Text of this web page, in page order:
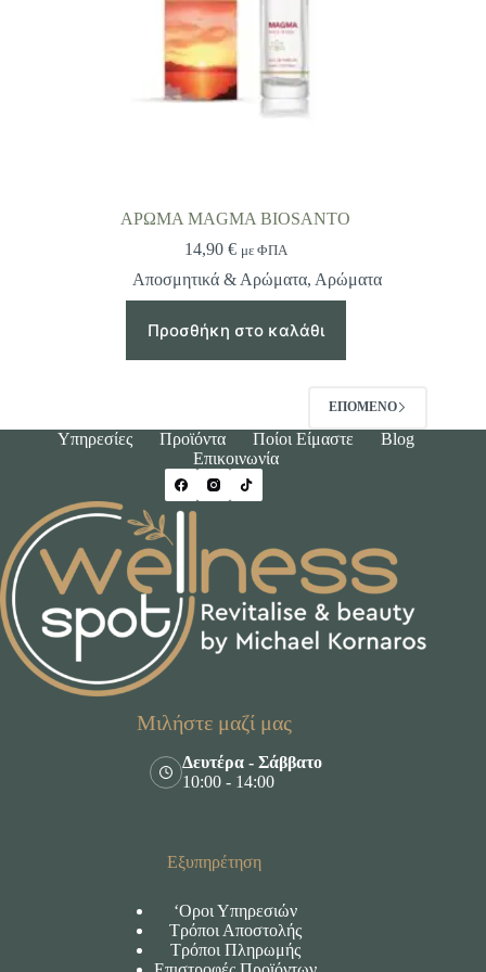
ΑΡΩΜΑ MAGMA BIOSANTO
14,90 € με ΦΠΑ
Αποσμητικά & Αρώματα, Αρώματα
Προσθήκη στο καλάθι
ΕΠΌΜΕΝΟ
Υπηρεσίες Προϊόντα Ποίοι Είμαστε
Blog
Επικοινωνία
Μιλήστε μαζί μας
Δευτέρα - Σάββατο
10:00 - 14:00
Εξυπηρέτηση
‘Οροι Υπηρεσιών
Τρόποι Αποστολής
Τρόποι Πληρωμής